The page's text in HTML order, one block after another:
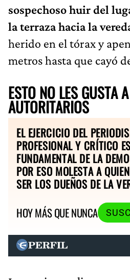
sospechoso huir del
la terraza hacia la
herido en el tórax y
metros hasta que cayó
ESTO NO LES GUSTA
AUTORITARIOS
EL EJERCICIO DEL
PROFESIONAL Y CRÍTICO
FUNDAMENTAL DE LA
POR ESO MOLESTA A
SER LOS DUEÑOS DE LA
HOY MÁS QUE NUNCA